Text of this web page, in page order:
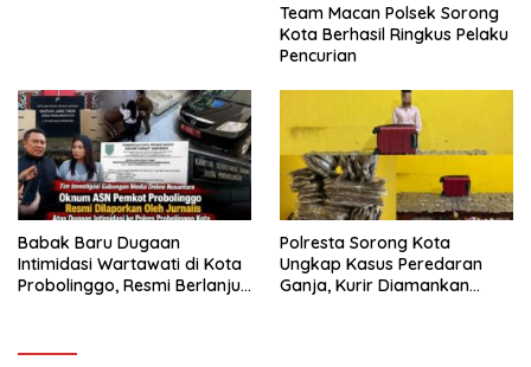
Team Macan Polsek Sorong
Kota Berhasil Ringkus Pelaku
Pencurian
Babak Baru Dugaan
Intimidasi Wartawati di Kota
Probolinggo, Resmi Berlanjut
Polresta Sorong Kota
Ungkap Kasus Peredaran
Ganja, Kurir Diamankan